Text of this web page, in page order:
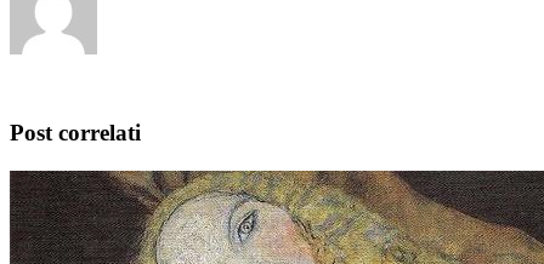
Post correlati